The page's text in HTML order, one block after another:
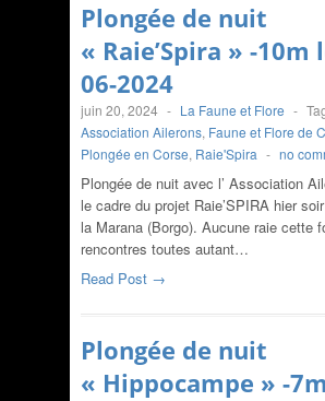
Plongée de nuit
« Raie’Spira » -10m
06-2024
juin 20, 2024 - La Faune et Flore -
Association Ailerons, Faune et Flore de
Plongée en Corse, Raie'Spira - no
Plongée de nuit avec l’ Association
le cadre du projet Raie’SPIRA hier
la Marana (Borgo). Aucune raie cette
rencontres toutes autant…
Read Post →
Plongée de nuit
« Hippocampe » -